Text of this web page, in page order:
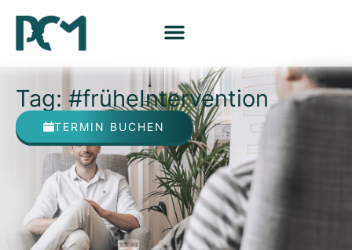
Tag: #früheIntervention
TERMIN BUCHEN